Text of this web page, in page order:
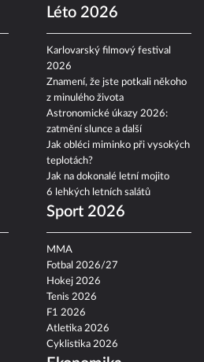
Léto 2026
Karlovarský filmový festival
2026
Znamení, že jste potkali někoho
z minulého života
Astronomické úkazy 2026:
zatmění slunce a další
Jak obléci miminko při vysokých
teplotách?
Jak na dokonalé letní mojito
6 lehkých letních salátů
Sport 2026
MMA
Fotbal 2026/27
Hokej 2026
Tenis 2026
F1 2026
Atletika 2026
Cyklistika 2026